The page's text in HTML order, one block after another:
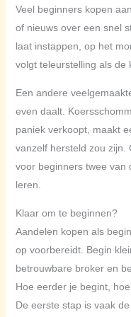
Veel beginners kopen
of nieuws over een snel
laat instappen, op het
volgt teleurstelling als de
Een andere
even daalt.
paniek verkoopt, maakt
vanzelf hersteld zou zijn.
voor beginners twee van
leren.
Klaar om te beginnen?
Aandelen kopen als
op voorbereidt. Begin
betrouwbare broker en
Hoe eerder je begint,
De eerste stap is vaak